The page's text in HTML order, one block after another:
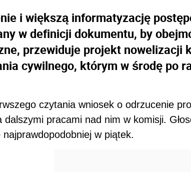
i większą informatyzację
w definicji dokumentu, by
przewiduje projekt nowelizacji
cywilnego, którym w środę po
czytania wniosek o odrzucenie
dalszymi pracami nad nim w komisji.
w piątek.